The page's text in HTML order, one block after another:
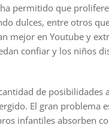
permitido que
dulces, entre otros
mejor en Youtube y
confiar y los niños
de posibilidades
El gran problema
infantiles absorben